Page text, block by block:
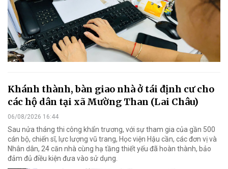
Khánh thành, bàn giao nhà ở tái định cư cho
các hộ dân tại xã Mường Than (Lai Châu)
06/08/2026 16:44
Sau nửa tháng thi công khẩn trương, với sự tham gia của gần 500
cán bộ, chiến sĩ, lực lượng vũ trang, Học viện Hậu cần, các đơn vị và
Nhân dân, 24 căn nhà cùng hạ tầng thiết yếu đã hoàn thành, bảo
đảm đủ điều kiện đưa vào sử dụng.